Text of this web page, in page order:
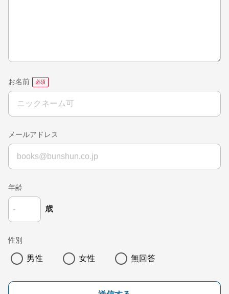
お名前
メールアドレス
年齢
歳
性別
男性 女性 無回答